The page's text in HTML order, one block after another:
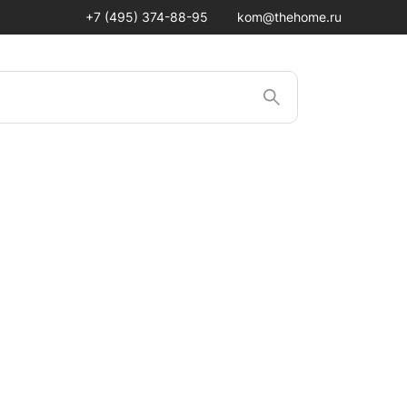
+7 (495) 374-88-95 kom@thehome.ru